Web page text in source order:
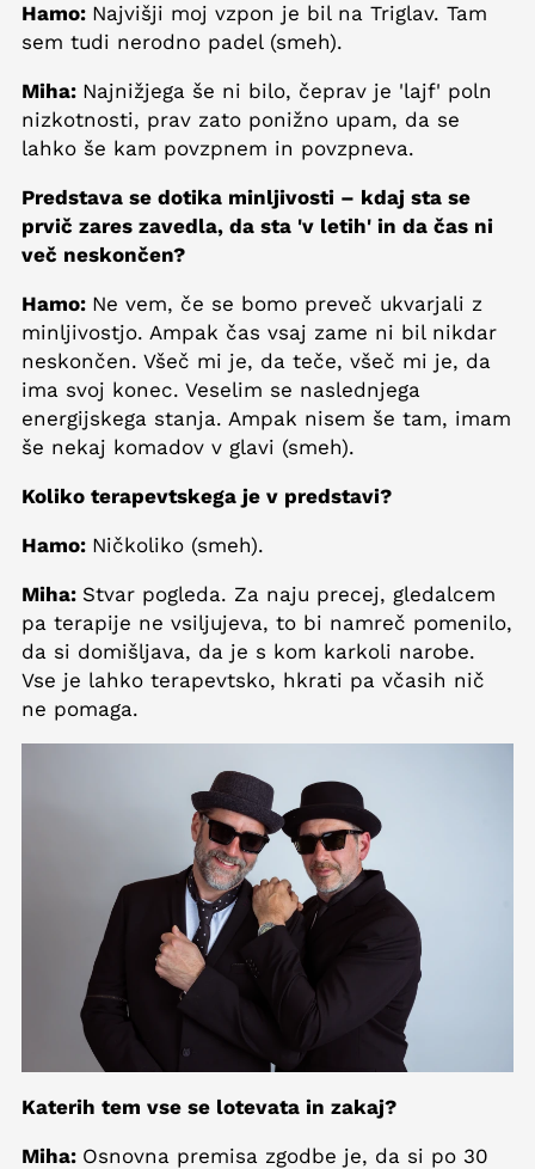
Hamo: Najvišji moj vzpon je bil na Triglav. Tam
sem tudi nerodno padel (smeh).
Miha: Najnižjega še ni bilo, čeprav je 'lajf' poln
nizkotnosti, prav zato ponižno upam, da se
lahko še kam povzpnem in povzpneva.
Predstava se dotika minljivosti – kdaj sta se
prvič zares zavedla, da sta 'v letih' in da čas ni
več neskončen?
Hamo: Ne vem, če se bomo preveč ukvarjali z
minljivostjo. Ampak čas vsaj zame ni bil nikdar
neskončen. Všeč mi je, da teče, všeč mi je, da
ima svoj konec. Veselim se naslednjega
energijskega stanja. Ampak nisem še tam, imam
še nekaj komadov v glavi (smeh).
Koliko terapevtskega je v predstavi?
Hamo: Ničkoliko (smeh).
Miha: Stvar pogleda. Za naju precej, gledalcem
pa terapije ne vsiljujeva, to bi namreč pomenilo,
da si domišljava, da je s kom karkoli narobe.
Vse je lahko terapevtsko, hkrati pa včasih nič
ne pomaga.
Katerih tem vse se lotevata in zakaj?
Miha: Osnovna premisa zgodbe je, da si po 30